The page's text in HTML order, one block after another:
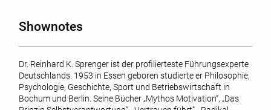
Shownotes
Dr. Reinhard K. Sprenger ist der profilierteste Führungs­experte
Deutschlands. 1953 in Essen geboren studierte er Philosophie,
Psychologie, Geschichte, Sport und Betriebswirtschaft in
Bochum und Berlin. Seine Bücher „Mythos Motivation“, „Das